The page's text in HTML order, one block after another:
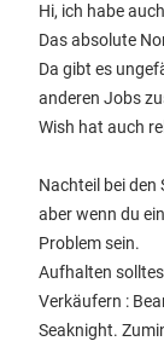
Hi, ich habe
Das absolute
Da gibt es
anderen Jobs
Wish hat auch
Nachteil bei den
aber wenn du
Problem sein.
Aufhalten
Verkäufern :
Seaknight.